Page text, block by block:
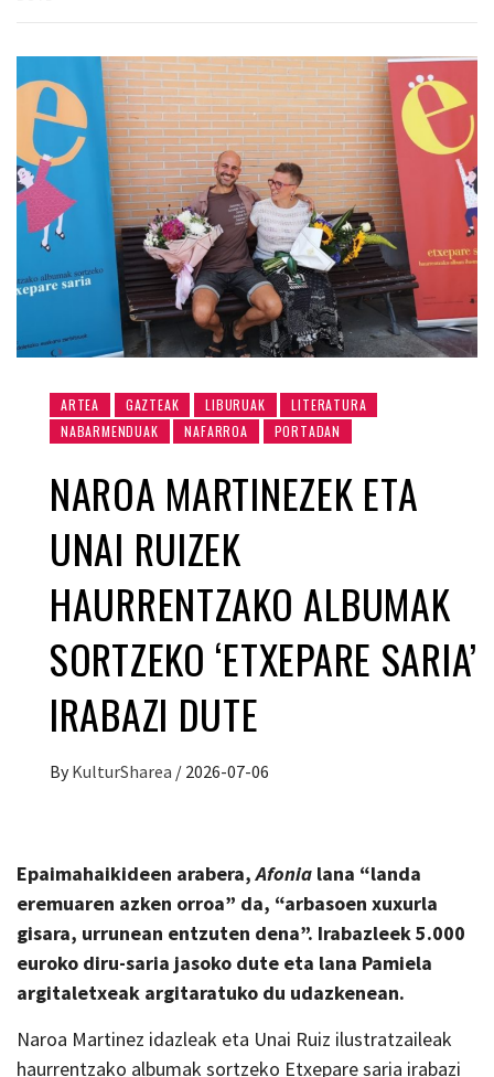
ARTEA GAZTEAK LIBURUAK
LITERATURA
NABARMENDUAK
NAFARROA PORTADAN
NAROA MARTINEZEK ETA
UNAI RUIZEK
HAURRENTZAKO ALBUMAK
SORTZEKO ‘ETXEPARE SARIA’
IRABAZI DUTE
By KulturSharea / 2026-07-06
Epaimahaikideen arabera,Afonia lana “landa
eremuaren azken orroa” da, “arbasoen xuxurla
gisara, urrunean entzuten dena”. Irabazleek 5.000
euroko diru-saria jasoko dute eta lana Pamiela
argitaletxeak argitaratuko du udazkenean.
Naroa Martinez idazleak eta Unai Ruiz ilustratzaileak
haurrentzako albumak sortzeko Etxepare saria irabazi